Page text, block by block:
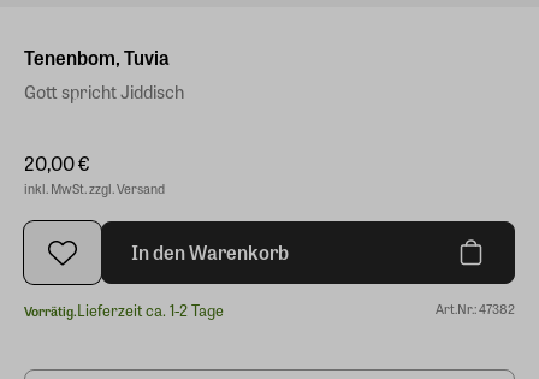
Tenenbom, Tuvia
Gott spricht Jiddisch
20,00 €
inkl. MwSt. zzgl. Versand
In den Warenkorb
Vorrätig.Lieferzeit ca. 1-2 Tage Art.Nr.: 47382